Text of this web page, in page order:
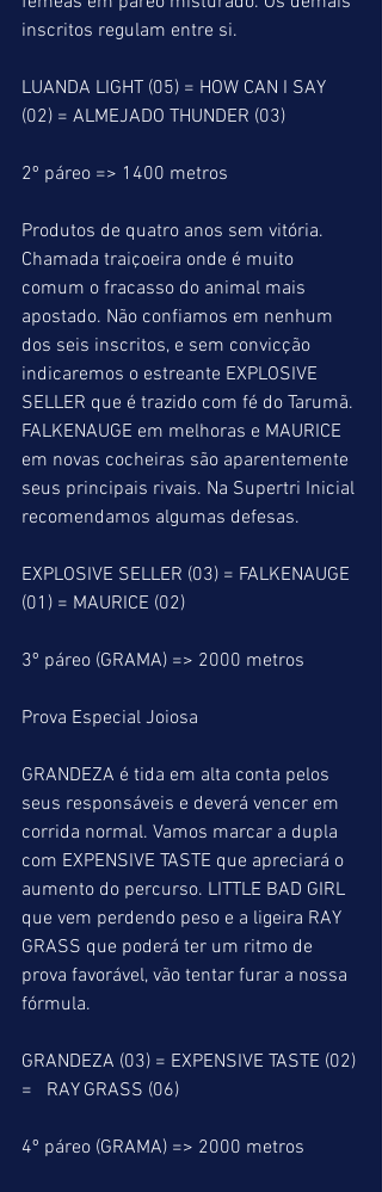
inscritos regulam entre si.
LUANDA LIGHT (05) = HOW CAN I SAY
(02) = ALMEJADO THUNDER (03)
2º páreo => 1400 metros
Produtos de quatro anos sem vitória.
Chamada traiçoeira onde é muito
comum o fracasso do animal mais
apostado. Não confiamos em nenhum
dos seis inscritos, e sem convicção
indicaremos o estreante EXPLOSIVE
SELLER que é trazido com fé do Tarumã.
FALKENAUGE em melhoras e MAURICE
em novas cocheiras são aparentemente
seus principais rivais. Na Supertri Inicial
recomendamos algumas defesas.
EXPLOSIVE SELLER (03) = FALKENAUGE
(01) = MAURICE (02)
3º páreo (GRAMA) => 2000 metros
Prova Especial Joiosa
GRANDEZA é tida em alta conta pelos
seus responsáveis e deverá vencer em
corrida normal. Vamos marcar a dupla
com EXPENSIVE TASTE que apreciará o
aumento do percurso. LITTLE BAD GIRL
que vem perdendo peso e a ligeira RAY
GRASS que poderá ter um ritmo de
prova favorável, vão tentar furar a nossa
fórmula.
GRANDEZA (03) = EXPENSIVE TASTE (02)
=   RAY GRASS (06)
4º páreo (GRAMA) => 2000 metros